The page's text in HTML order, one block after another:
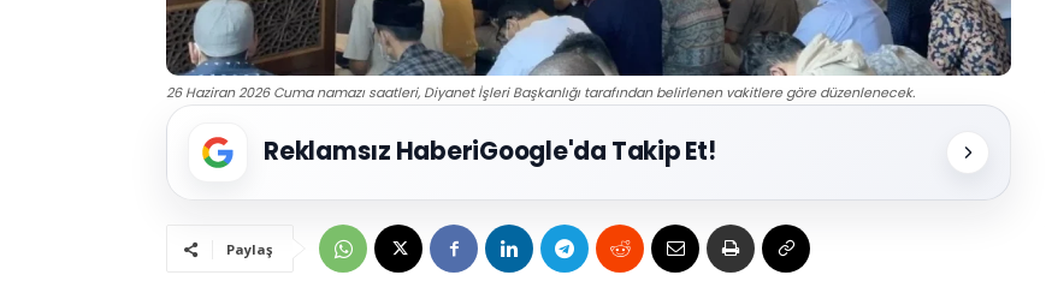
26 Haziran 2026 Cuma namazı saatleri, Diyanet İşleri Başkanlığı tarafından belirlenen vakitlere göre düzenlenecek.
Reklamsız HaberiGoogle'da Takip Et!
Paylaş